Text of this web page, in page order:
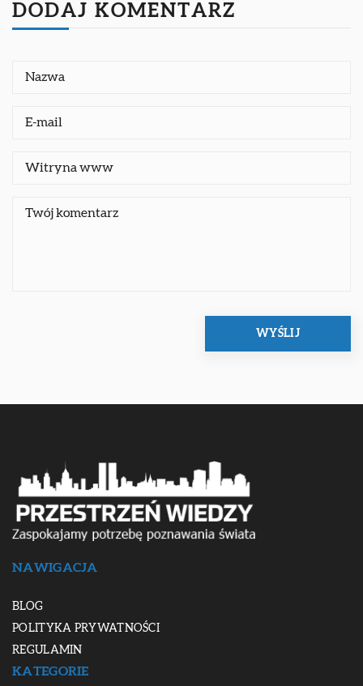
DODAJ KOMENTARZ
NAWIGACJA
BLOG
POLITYKA PRYWATNOŚCI
REGULAMIN
KATEGORIE